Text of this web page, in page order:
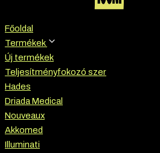
Főoldal
Termékek
Új termékek
Teljesítményfokozó szer
Hades
Driada Medical
Nouveaux
Akkomed
Illuminati